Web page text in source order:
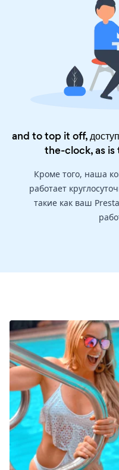
and to top it off,
the-clock, as is
Кроме того, наша
работает
такие как ваш